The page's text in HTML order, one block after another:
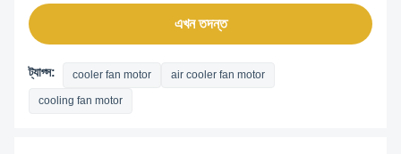
এখন তদন্ত
ট্যাগ্স: cooler fan motor air cooler fan motor
cooling fan motor